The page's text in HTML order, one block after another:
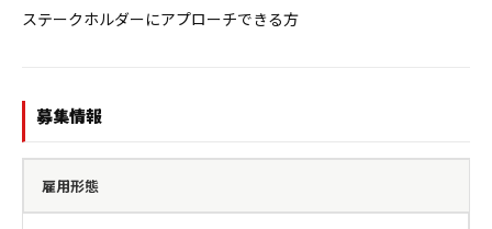
ステークホルダーにアプローチできる方
募集情報
雇用形態